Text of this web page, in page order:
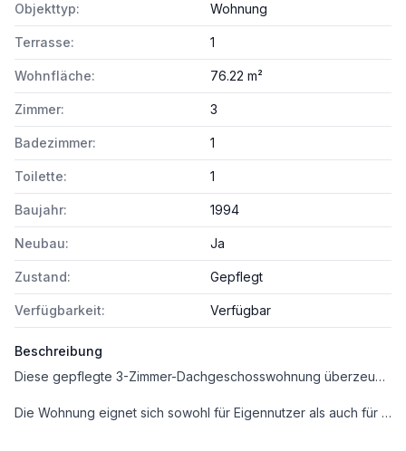
Objekttyp: Wohnung
Terrasse: 1
Wohnfläche: 76.22 m²
Zimmer: 3
Badezimmer: 1
Toilette: 1
Baujahr: 1994
Neubau: Ja
Zustand: Gepflegt
Verfügbarkeit: Verfügbar
Beschreibung
Diese gepflegte 3-Zimmer-Dachgeschosswohnung überzeugt durch ihren durchdachten Grundriss, eine großzügige Terrasse sowie ihren sehr guten Zustand. Das Objekt bietet ein angenehmes Wohnambiente in urbaner Lage.
Die Wohnung eignet sich sowohl für Eigennutzer als auch für Anleger und besticht durch helle Räume sowie eine funktionale Raumaufteilung.